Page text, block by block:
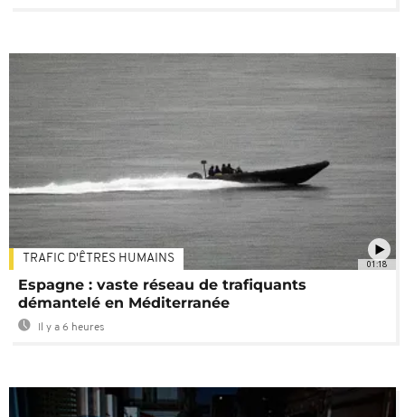
01:18
TRAFIC D'ÊTRES HUMAINS
Espagne : vaste réseau de trafiquants
démantelé en Méditerranée
Il y a 6 heures